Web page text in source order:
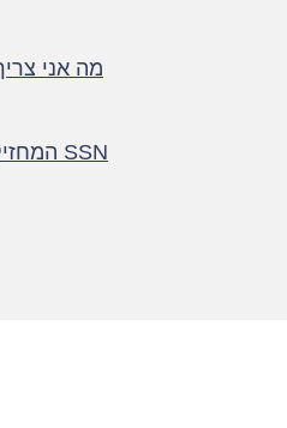
מה אני
המחזיקים בסוגי ויזה הבאים רשאים להגיש בקשה ל SSN